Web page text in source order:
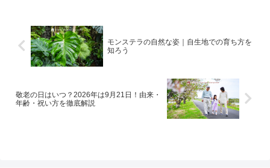
モンステラの自然な姿｜自生地での育ち方を
知ろう
敬老の日はいつ？2026年は9月21日！由来・
年齢・祝い方を徹底解説